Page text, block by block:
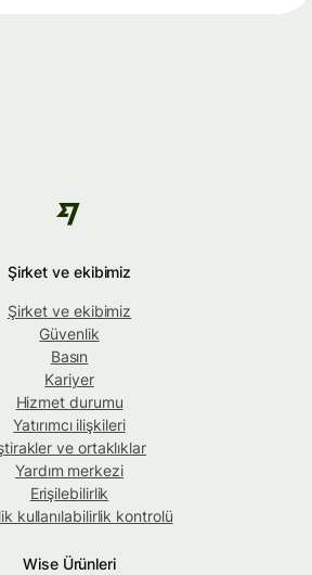
Şirket ve ekibimiz
Şirket ve ekibimiz
Güvenlik
Basın
Kariyer
Hizmet durumu
Yatırımcı ilişkileri
ve ortaklıklar
Yardım merkezi
Erişilebilirlik
kullanılabilirlik kontrolü
Wise Ürünleri